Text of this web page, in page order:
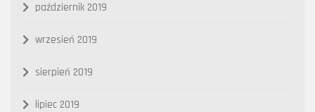
październik 2019
wrzesień 2019
sierpień 2019
lipiec 2019